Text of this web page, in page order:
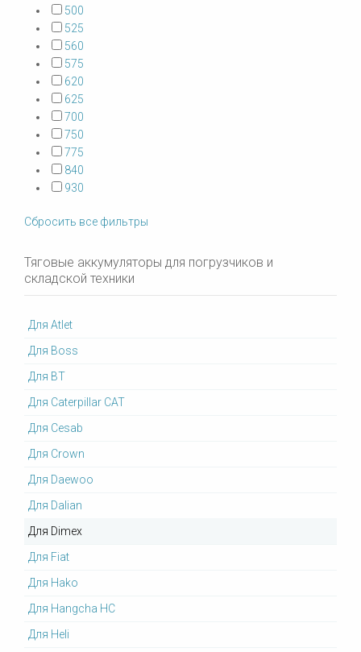
500
525
560
575
620
625
700
750
775
840
930
Сбросить все фильтры
Тяговые аккумуляторы для погрузчиков и
складской техники
Для Atlet
Для Boss
Для BT
Для Caterpillar CAT
Для Cesab
Для Crown
Для Daewoo
Для Dalian
Для Dimex
Для Fiat
Для Hako
Для Hangcha HC
Для Heli